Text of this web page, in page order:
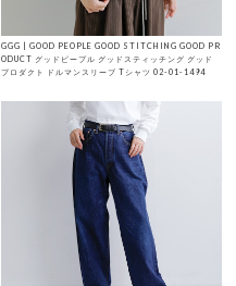
GGG | GOOD PEOPLE GOOD STITCHING GOOD PR
ODUCT グッドピープル グッドスティッチング グッド
プロダクト ドルマンスリーブ Tシャツ 02-01-1494